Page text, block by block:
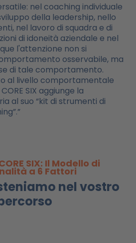
nel coaching individuale
della leadership, nello
nel lavoro di squadra e di
di idoneità aziendale e nel
l'attenzione non si
osservabile, ma
di tale comportamento.
al livello comportamentale
SIX aggiunge la
al suo “kit di strumenti di
SIX: Il Modello di
a 6 Fattori
nel vostro